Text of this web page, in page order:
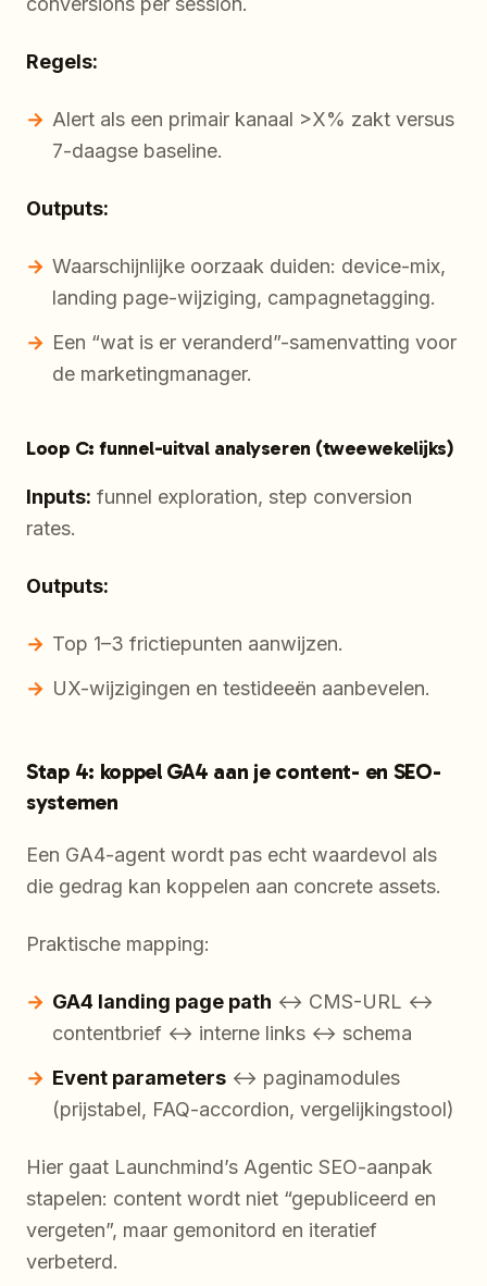
Regels:
Alert als een primair kanaal >X% zakt versus
7-daagse baseline.
Outputs:
Waarschijnlijke oorzaak duiden: device-mix,
landing page-wijziging, campagnetagging.
Een “wat is er veranderd”-samenvatting voor
de marketingmanager.
Loop C: funnel-uitval analyseren (tweewekelijks)
Inputs: funnel exploration, step conversion
rates.
Outputs:
Top 1–3 frictiepunten aanwijzen.
UX-wijzigingen en testideeën aanbevelen.
Stap 4: koppel GA4 aan je content- en SEO-
systemen
Een GA4-agent wordt pas echt waardevol als
die gedrag kan koppelen aan concrete assets.
Praktische mapping:
GA4 landing page path ↔ CMS-URL ↔
contentbrief ↔ interne links ↔ schema
Event parameters ↔ paginamodules
(prijstabel, FAQ-accordion, vergelijkingstool)
Hier gaat Launchmind’s Agentic SEO-aanpak
stapelen: content wordt niet “gepubliceerd en
vergeten”, maar gemonitord en iteratief
verbeterd.